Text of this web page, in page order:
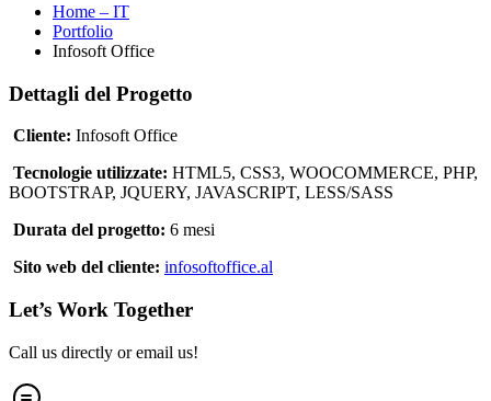
Home – IT
Portfolio
Infosoft Office
Dettagli del Progetto
Cliente: Infosoft Office
Tecnologie utilizzate: HTML5, CSS3, WOOCOMMERCE, PHP,
BOOTSTRAP, JQUERY, JAVASCRIPT, LESS/SASS
Durata del progetto: 6 mesi
Sito web del cliente: infosoftoffice.al
Let’s Work Together
Call us directly or email us!